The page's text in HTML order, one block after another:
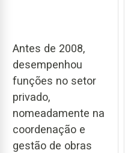
Antes de 2008,
desempenhou
funções no setor
privado,
nomeadamente na
coordenação e
gestão de obras